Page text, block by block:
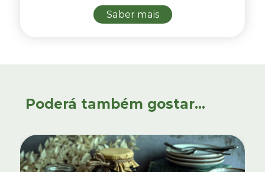
Saber mais
Poderá também gostar...